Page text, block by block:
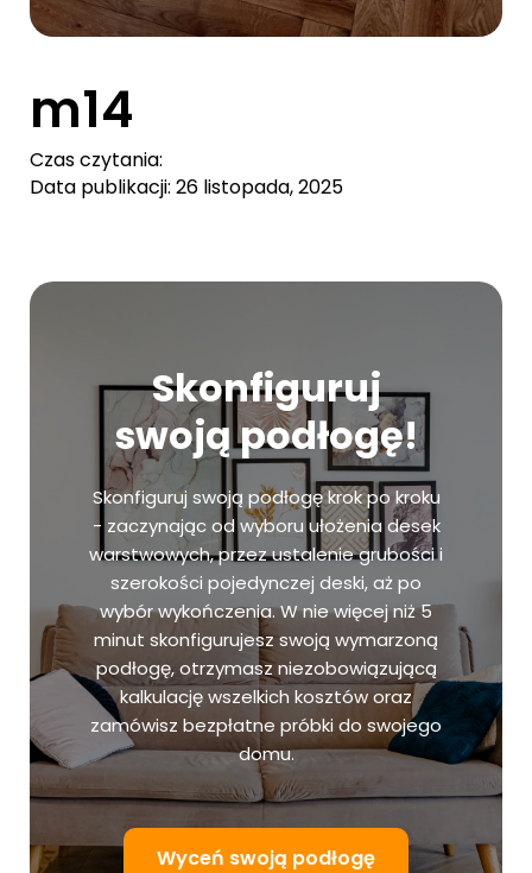
m14
Czas czytania:
Data publikacji: 26 listopada, 2025
Skonfiguruj
swoją podłogę!
Skonfiguruj swoją podłogę krok po kroku
- zaczynając od wyboru ułożenia desek
warstwowych, przez ustalenie grubości i
szerokości pojedynczej deski, aż po
wybór wykończenia. W nie więcej niż 5
minut skonfigurujesz swoją wymarzoną
podłogę, otrzymasz niezobowiązującą
kalkulację wszelkich kosztów oraz
zamówisz bezpłatne próbki do swojego
domu.
Wyceń swoją podłogę